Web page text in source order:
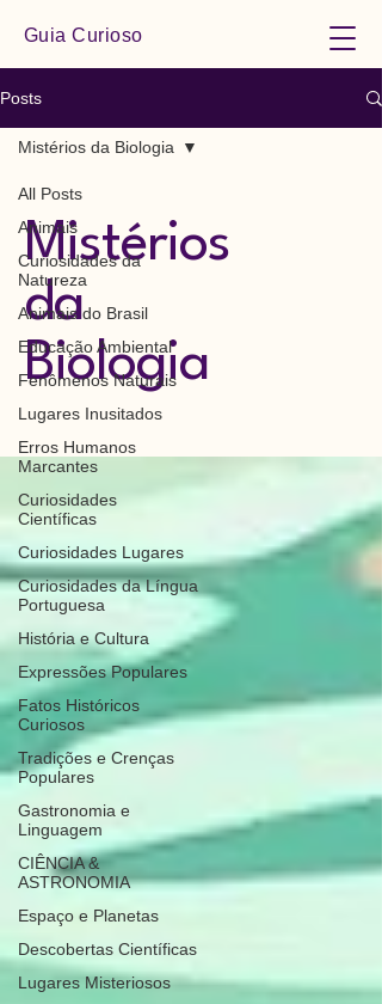
Guia Curioso
Posts
All Posts
Animais
Curiosidades da
Natureza
Animais do Brasil
Educação Ambiental
Fenômenos Naturais
Lugares Inusitados
Erros Humanos
Marcantes
Curiosidades
Científicas
Curiosidades Lugares
Curiosidades da Língua
Portuguesa
História e Cultura
Expressões Populares
Fatos Históricos
Curiosos
Tradições e Crenças
Populares
Gastronomia e
Linguagem
CIÊNCIA &
ASTRONOMIA
Espaço e Planetas
Descobertas Científicas
Lugares Misteriosos
Mistérios da Biologia
Mistérios
da
Biologia